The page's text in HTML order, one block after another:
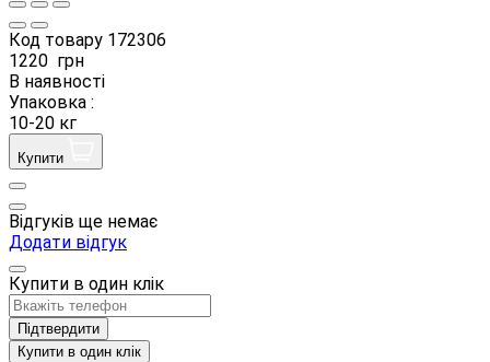
Код товару 172306
1220 грн
В наявності
Упаковка :
10-20 кг
Купити
Відгуків ще немає
Додати відгук
Купити в один клік
Підтвердити
Купити в один клік